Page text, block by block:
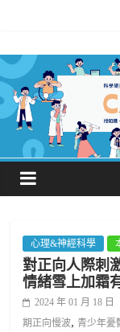
心理&神經科學
對正向人際刺
情緒雪上加霜
2024 年 01 月 18 日
期正向慢波,青少年憂